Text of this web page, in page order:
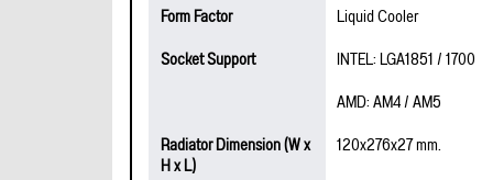
Form Factor
Liquid Cooler
Socket Support
INTEL: LGA1851 / 1700
AMD: AM4 / AM5
Radiator Dimension (W x
H x L)
120x276x27 mm.